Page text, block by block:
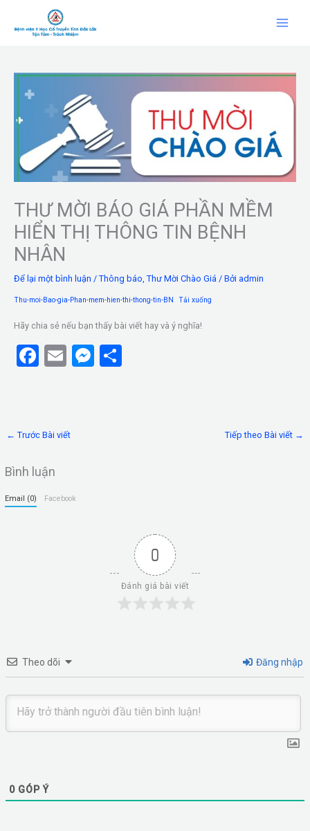
THƯ MỜI BÁO GIÁ PHẦN MỀM
HIỂN THỊ THÔNG TIN BỆNH
NHÂN
Để lại một bình luận / Thông báo, Thư Mời Chào Giá/ Bởi admin
Thu-moi-Bao-gia-Phan-mem-hien-thi-thong-tin-BN Tải xuống
Hãy chia sẻ nếu bạn thấy bài viết hay và ý nghĩa!
F
o
o
k
E M S
← Trước Bài viết Tiếp theo Bài viết →
Bình luận
Email (0) Facebook
0
Đánh giá bài viết
Theo dõi Đăng nhập
0GÓP Ý